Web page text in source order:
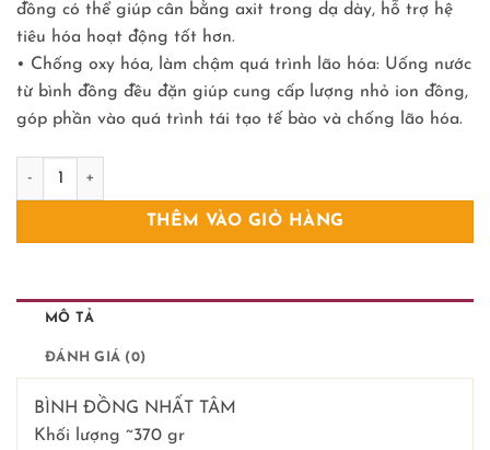
đồng có thể giúp cân bằng axit trong dạ dày, hỗ trợ hệ
tiêu hóa hoạt động tốt hơn.
• Chống oxy hóa, làm chậm quá trình lão hóa: Uống nước
từ bình đồng đều đặn giúp cung cấp lượng nhỏ ion đồng,
góp phần vào quá trình tái tạo tế bào và chống lão hóa.
Bình đồng Nhất Tâm số lượng
THÊM VÀO GIỎ HÀNG
MÔ TẢ
ĐÁNH GIÁ (0)
BÌNH ĐỒNG NHẤT TÂM
Khối lượng ~370 gr